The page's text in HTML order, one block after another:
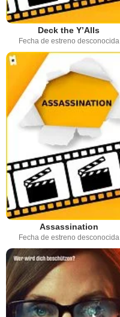
Deck the Y’Alls
Fecha de estreno desconocida
Assassination
Fecha de estreno desconocida